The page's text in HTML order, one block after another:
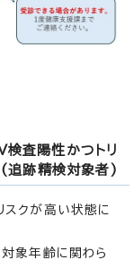
査陽性かつトリ
追跡精検対象者)
クが高い状態に
象年齢に関わら